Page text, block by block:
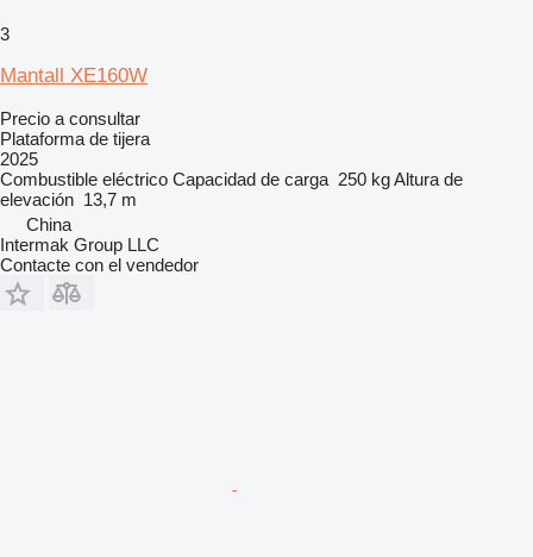
3
Mantall XE160W
Precio a consultar
Plataforma de tijera
2025
Combustible eléctrico Capacidad de carga 250 kgAltura de
elevación 13,7 m
China
Intermak Group LLC
Contacte con el vendedor